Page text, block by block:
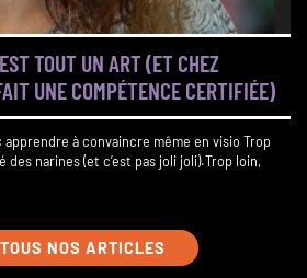
TOUT UN ART (ET CHEZ
UNE COMPÉTENCE CERTIFIÉE)
à convaincre même en visio Trop
des narines (et c’est pas joli joli).Trop loin,
NOS ARTICLES